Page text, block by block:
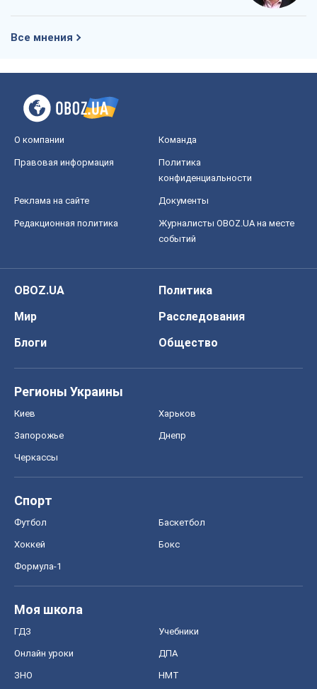
Все мнения
О компании Команда
Правовая информация
Политика
конфиденциальности
Реклама на сайте Документы
Редакционная политика
Журналисты OBOZ.UA на месте
событий
OBOZ.UA
Политика
Мир
Расследования
Блоги
Общество
Регионы Украины
Киев Харьков
Запорожье Днепр
Черкассы
Спорт
Футбол Баскетбол
Хоккей Бокс
Формула-1
Моя школа
ГДЗ Учебники
Онлайн уроки ДПА
ЗНО НМТ